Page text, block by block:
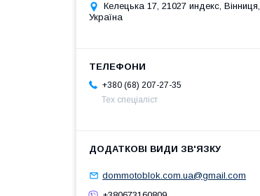
Келецька 17, 21027 индекс, Вінниця,
Україна
+380 (68) 207-27-35
Тех спеціаліст
dommotoblok.com.ua@gmail.com